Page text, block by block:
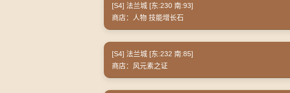
[S4] 法兰城 [东:230 南:93]
商店：人物 技能增长石
[S4] 法兰城 [东:232 南:85]
商店：风元素之证